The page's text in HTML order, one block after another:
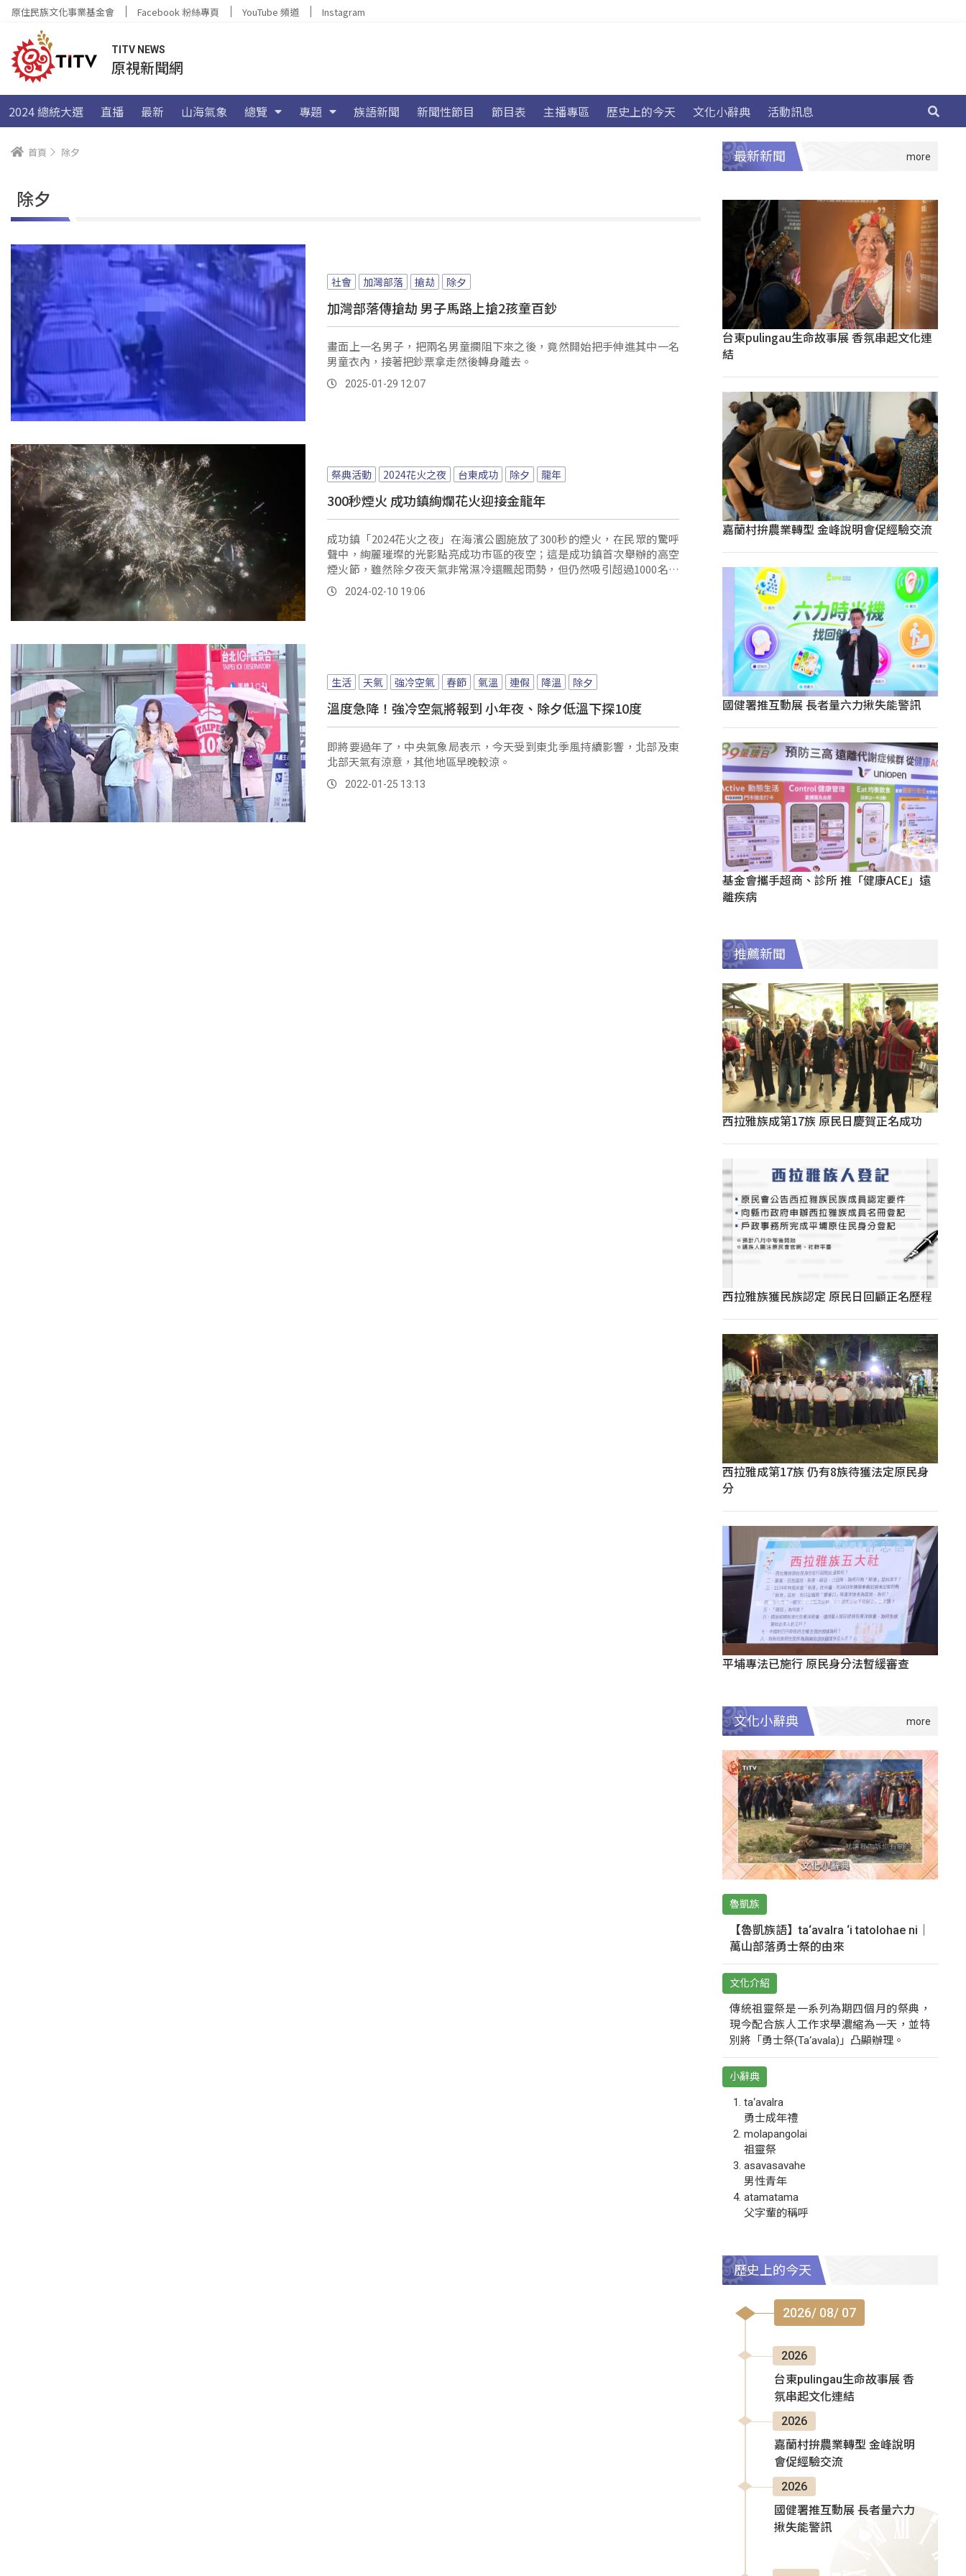
原住民族文化事業基金會 Facebook 粉絲專頁 YouTube 頻道 Instagram
TITV NEWS
原視新聞網
2024 總統大選 直播 最新 山海氣象 總覽 專題 族語新聞 新聞性節目 節目表 主播專區 歷史上的今天 文化小辭典 活動訊息
首頁 除夕
除夕
社會 加灣部落 搶劫 除夕
加灣部落傳搶劫 男子馬路上搶2孩童百鈔
畫面上一名男子，把兩名男童攔阻下來之後，竟然開始把手伸進其中一名
男童衣內，接著把鈔票拿走然後轉身離去。
2025-01-29 12:07
祭典活動 2024花火之夜 台東成功 除夕 龍年
300秒煙火 成功鎮絢爛花火迎接金龍年
成功鎮「2024花火之夜」在海濱公園施放了300秒的煙火，在民眾的驚呼
聲中，絢麗璀璨的光影點亮成功市區的夜空；這是成功鎮首次舉辦的高空
煙火節，雖然除夕夜天氣非常濕冷還飄起雨勢，但仍然吸引超過1000名民
眾到場觀賞東海岸難得的煙火秀。
2024-02-10 19:06
生活 天氣 強冷空氣 春節 氣溫 連假 降溫 除夕
溫度急降！強冷空氣將報到 小年夜、除夕低溫下探10度
即將要過年了，中央氣象局表示，今天受到東北季風持續影響，北部及東
北部天氣有涼意，其他地區早晚較涼。
2022-01-25 13:13
最新新聞
台東pulingau生命故事展 香氛串起文化連
結
嘉蘭村拚農業轉型 金峰說明會促經驗交流
國健署推互動展 長者量六力揪失能警訊
基金會攜手超商、診所 推「健康ACE」遠
離疾病
推薦新聞
西拉雅族成第17族 原民日慶賀正名成功
西拉雅族獲民族認定 原民日回顧正名歷程
西拉雅成第17族 仍有8族待獲法定原民身
分
平埔專法已施行 原民身分法暫緩審查
文化小辭典
魯凱族
【魯凱族語】ta‘avalra ‘i tatolohae ni｜
萬山部落勇士祭的由來
文化介紹
傳統祖靈祭是一系列為期四個月的祭典，
現今配合族人工作求學濃縮為一天，並特
別將「勇士祭(Ta‘avala)」凸顯辦理。
小辭典
ta‘avalra
勇士成年禮
molapangolai
祖靈祭
asavasavahe
男性青年
atamatama
父字輩的稱呼
歷史上的今天
2026/ 08/ 07
2026
台東pulingau生命故事展 香
氛串起文化連結
2026
嘉蘭村拚農業轉型 金峰說明
會促經驗交流
2026
國健署推互動展 長者量六力
揪失能警訊